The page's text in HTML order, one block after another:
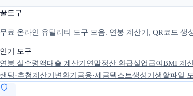
꿀도구
무료 온라인 유틸리티 도구 모음. 연봉 계산기, QR코드
인기 도구
연봉 실수령액대출 계산기 연말정산 환급실업급여BMI 계산
랜덤·추첨계산기 변환기 금융·세금텍스트생성기 생활파일